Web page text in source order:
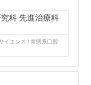
科 先進治療科
イエンス / 常態系口腔